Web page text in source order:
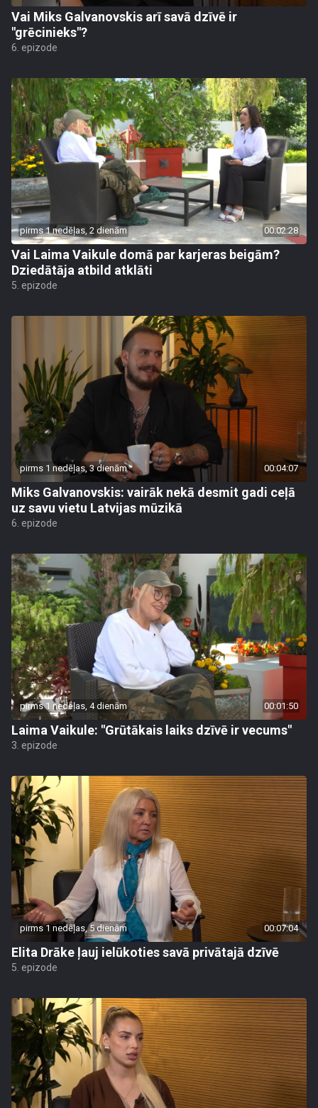
Vai Miks Galvanovskis arī savā dzīvē ir
"grēcinieks"?
6. epizode
pirms 1 nedēļas, 2 dienām 00:02:28
Vai Laima Vaikule domā par karjeras beigām?
Dziedātāja atbild atklāti
5. epizode
pirms 1 nedēļas, 3 dienām 00:04:07
Miks Galvanovskis: vairāk nekā desmit gadi ceļā
uz savu vietu Latvijas mūzikā
6. epizode
pirms 1 nedēļas, 4 dienām 00:01:50
Laima Vaikule: "Grūtākais laiks dzīvē ir vecums"
3. epizode
pirms 1 nedēļas, 5 dienām 00:07:04
Elita Drāke ļauj ielūkoties savā privātajā dzīvē
5. epizode